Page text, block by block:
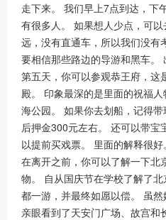
走下来。 我们早上7点到达，下
有很多人。 如果想人少点，可
远，没有直通车，所以我们没有
要相信那些路边的导游和黑车。
第五天，你可以参观恭王府，这
殿。 印象最深的是里面的祝福
海公园。 如果你去划船，记得
后押金300元左右。 还可以带宝
以提前买戏票。 里面的解释很好。
在离开之前，你可以了解一下北
物。 自从国庆节在学校了解了
都一游，并最终如愿以偿。 虽
亲眼看到了天安门广场、故宫